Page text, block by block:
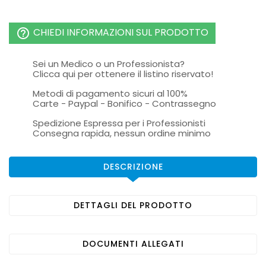
help_outline CHIEDI INFORMAZIONI SUL PRODOTTO
Sei un Medico o un Professionista?
Clicca qui per ottenere il listino riservato!
Metodi di pagamento sicuri al 100%
Carte - Paypal - Bonifico - Contrassegno
Spedizione Espressa per i Professionisti
Consegna rapida, nessun ordine minimo
DESCRIZIONE
DETTAGLI DEL PRODOTTO
DOCUMENTI ALLEGATI